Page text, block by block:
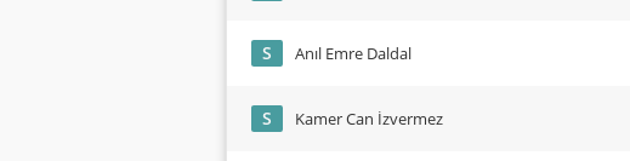
S Anıl Emre Daldal
S Kamer Can İzvermez